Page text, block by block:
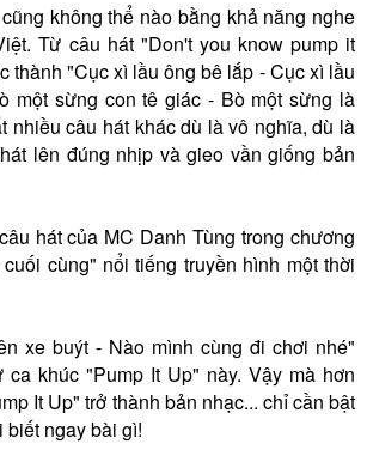
không thể nào bằng khả năng nghe
Từ câu hát "Don't you know pump it
thành "Cục xì lầu ông bê lắp - Cục xì lầu
một sừng con tê giác - Bò một sừng là
nhiều câu hát khác dù là vô nghĩa, dù là
lên đúng nhịp và gieo vần giống bản
hát của MC Danh Tùng trong chương
cùng" nổi tiếng truyền hình một thời
xe buýt - Nào mình cùng đi chơi nhé"
ca khúc "Pump It Up" này. Vậy mà hơn
It Up" trở thành bản nhạc... chỉ cần bật
biết ngay bài gì!